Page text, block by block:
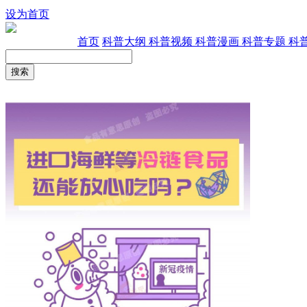
设为首页
首页科普大纲 科普视频 科普漫画科普专题 科